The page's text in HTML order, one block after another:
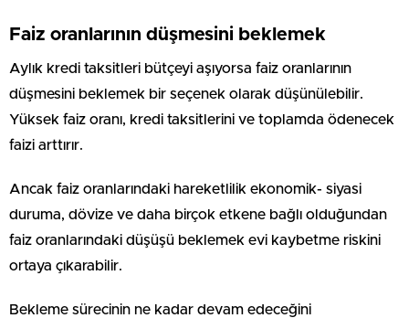
Faiz oranlarının düşmesini beklemek
Aylık kredi taksitleri bütçeyi aşıyorsa faiz oranlarının
düşmesini beklemek bir seçenek olarak düşünülebilir.
Yüksek faiz oranı, kredi taksitlerini ve toplamda ödenecek
faizi arttırır.
Ancak faiz oranlarındaki hareketlilik ekonomik- siyasi
duruma, dövize ve daha birçok etkene bağlı olduğundan
faiz oranlarındaki düşüşü beklemek evi kaybetme riskini
ortaya çıkarabilir.
Bekleme sürecinin ne kadar devam edeceğini